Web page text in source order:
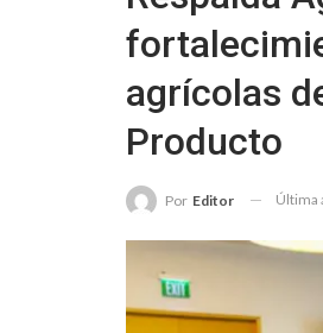
agrícolas
Producto
Por Editor Última